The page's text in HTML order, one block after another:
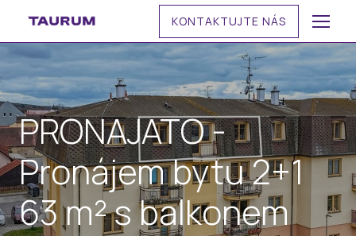
MENU
KONTAKTUJTE NÁS
PRONAJATO -
Pronájem bytu 2+1
63 m² s balkonem